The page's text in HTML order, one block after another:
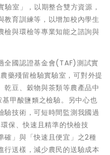
室」，以期整合雙方資源，
教育訓練等，以增加校內學生
檢與環檢等專業知能之諮詢與
全國認證基金會(TAF)測試實
藥殘留檢驗實驗室，可對外提
乾豆、穀物與茶類等農產品中
甲酸鹽類之檢驗。另中心也
驗技術，可短時間監測我國過
保、快速且精準的快檢技
確」與「快速且便宜」之2種
行送樣，減少農民的送驗成本